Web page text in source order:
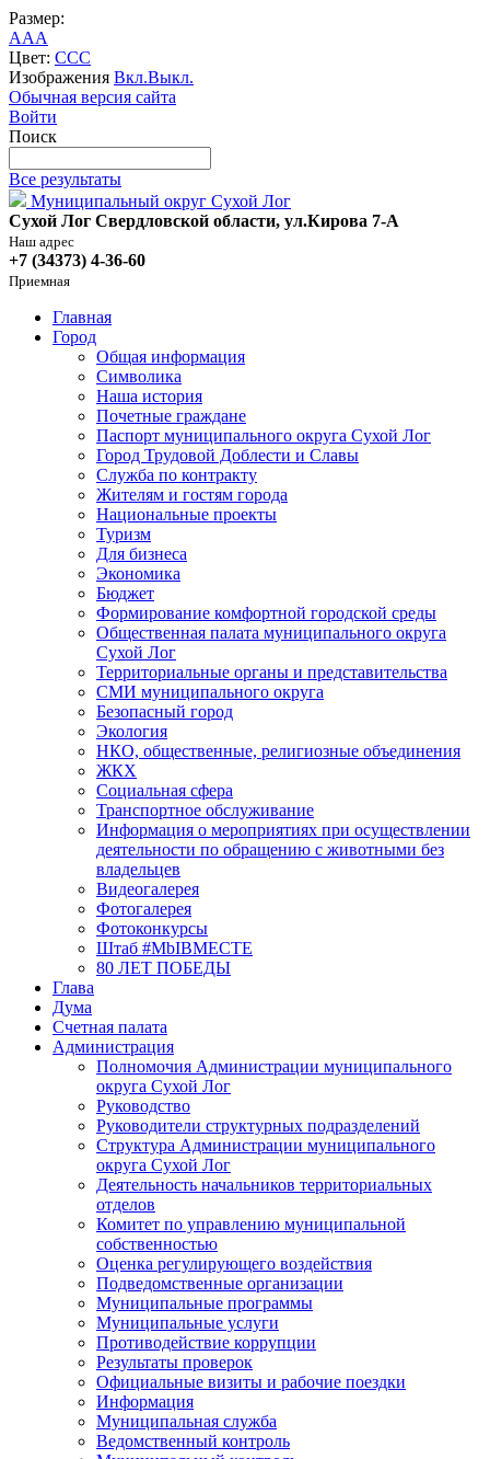
Размер:
AAA
Цвет: CCC
Изображения Вкл.Выкл.
Обычная версия сайта
Войти
Поиск
Все результаты
Муниципальный округ Сухой Лог
Сухой Лог Свердловской области, ул.Кирова 7-А
Наш адрес
+7 (34373) 4-36-60
Приемная
Главная
Город
Общая информация
Символика
Наша история
Почетные граждане
Паспорт муниципального округа Сухой Лог
Город Трудовой Доблести и Славы
Служба по контракту
Жителям и гостям города
Национальные проекты
Туризм
Для бизнеса
Экономика
Бюджет
Формирование комфортной городской среды
Общественная палата муниципального округа
Сухой Лог
Территориальные органы и представительства
СМИ муниципального округа
Безопасный город
Экология
НКО, общественные, религиозные объединения
ЖКХ
Социальная сфера
Транспортное обслуживание
Информация о мероприятиях при осуществлении
деятельности по обращению с животными без
владельцев
Видеогалерея
Фотогалерея
Фотоконкурсы
Штаб #MbIBMECTE
80 ЛЕТ ПОБЕДЫ
Глава
Дума
Счетная палата
Администрация
Полномочия Администрации муниципального
округа Сухой Лог
Руководство
Руководители структурных подразделений
Структура Администрации муниципального
округа Сухой Лог
Деятельность начальников территориальных
отделов
Комитет по управлению муниципальной
собственностью
Оценка регулирующего воздействия
Подведомственные организации
Муниципальные программы
Муниципальные услуги
Противодействие коррупции
Результаты проверок
Официальные визиты и рабочие поездки
Информация
Муниципальная служба
Ведомственный контроль